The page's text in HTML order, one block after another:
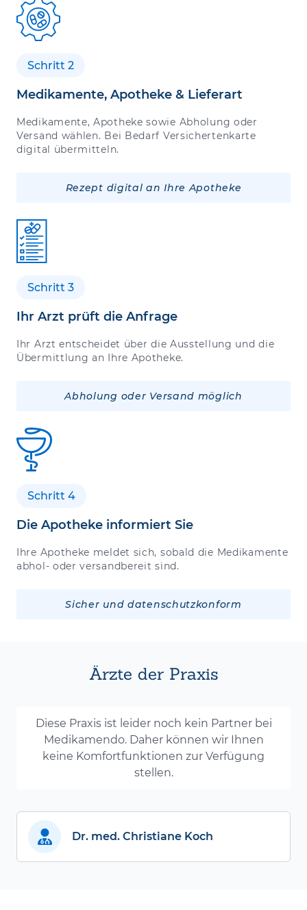
Schritt 2
Medikamente, Apotheke & Lieferart
Medikamente, Apotheke sowie Abholung oder
Versand wählen. Bei Bedarf Versichertenkarte
digital übermitteln.
Rezept digital an Ihre Apotheke
Schritt 3
Ihr Arzt prüft die Anfrage
Ihr Arzt entscheidet über die Ausstellung und die
Übermittlung an Ihre Apotheke.
Abholung oder Versand möglich
Schritt 4
Die Apotheke informiert Sie
Ihre Apotheke meldet sich, sobald die Medikamente
abhol- oder versandbereit sind.
Sicher und datenschutzkonform
Ärzte der Praxis
Diese Praxis ist leider noch kein Partner bei
Medikamendo. Daher können wir Ihnen
keine Komfortfunktionen zur Verfügung
stellen.
Dr. med. Christiane Koch